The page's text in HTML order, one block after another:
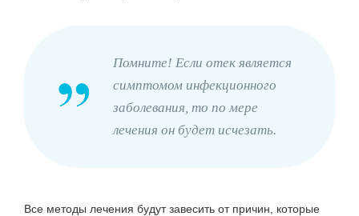
Помните! Если отек является
симптомом инфекционного
заболевания, то по мере
лечения он будет исчезать.
Все методы лечения будут завесить от причин, которые